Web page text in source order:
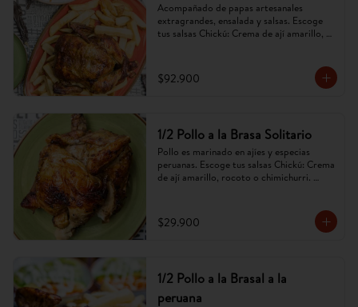
Acompañado de papas artesanales
extragrandes, ensalada y salsas. Escoge
tus salsas Chickú: Crema de ají amarillo,
$92.900
1/2 Pollo a la Brasa Solitario
Pollo es marinado en ajíes y especias
peruanas. Escoge tus salsas Chickú: Crema
de ají amarillo, rocoto o chimichurri.
$29.900
1/2 Pollo a la Brasal a la
peruana